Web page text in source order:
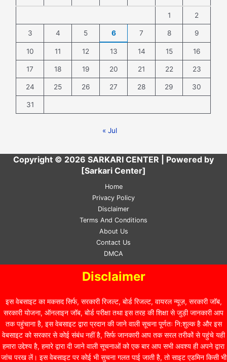
1 2
3 4 5 6 7 8 9
10 11 12 13 14 15 16
17 18 19 20 21 22 23
24 25 26 27 28 29 30
31
« Jul
Copyright © 2026 SARKARI CENTER | Powered by
[Sarkari Center]
Home
Privacy Policy
Disclaimer
Terms And Conditions
About Us
Contact Us
DMCA
Disclaimer
इस वेबसाइट का मकसद सिर्फ, सरकारी रिजल्ट, बोर्ड रिजल्ट, वायरल न्यूज़, सरकारी जॉब,
सरकारी योजना, ऑनलाइन जॉब, बोर्ड परीक्षा तथा इस तरह की शिक्षा से जुड़ी जानकारी आप
तक पहुंचाना है, इस वेबसाइट द्वारा प्रदान की जाने वाली सूचना पूर्णतः नि:शुल्क है और इस
वेबसाइट को सरकार से कोई संबंध नहीं है, सिर्फ जानकारी आप तक सरल तरीकों से पहुंचे यही
हमारा उद्देश्य है, हमारे द्वारा दी जाने वाली सूचनाओं को एक बार आप सभी अवश्य ही अपने द्वारा
जांच परख लें। इस वेबसाइट पर कोई भी सुचना गलत पाई जाती है, तो साइट एडमिन किसी भी